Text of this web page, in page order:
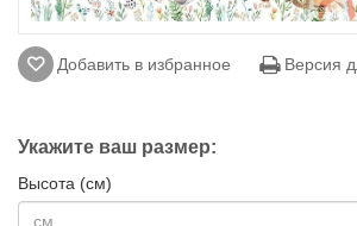
Добавить в избранное Версия
Укажите ваш размер:
Высота (см)